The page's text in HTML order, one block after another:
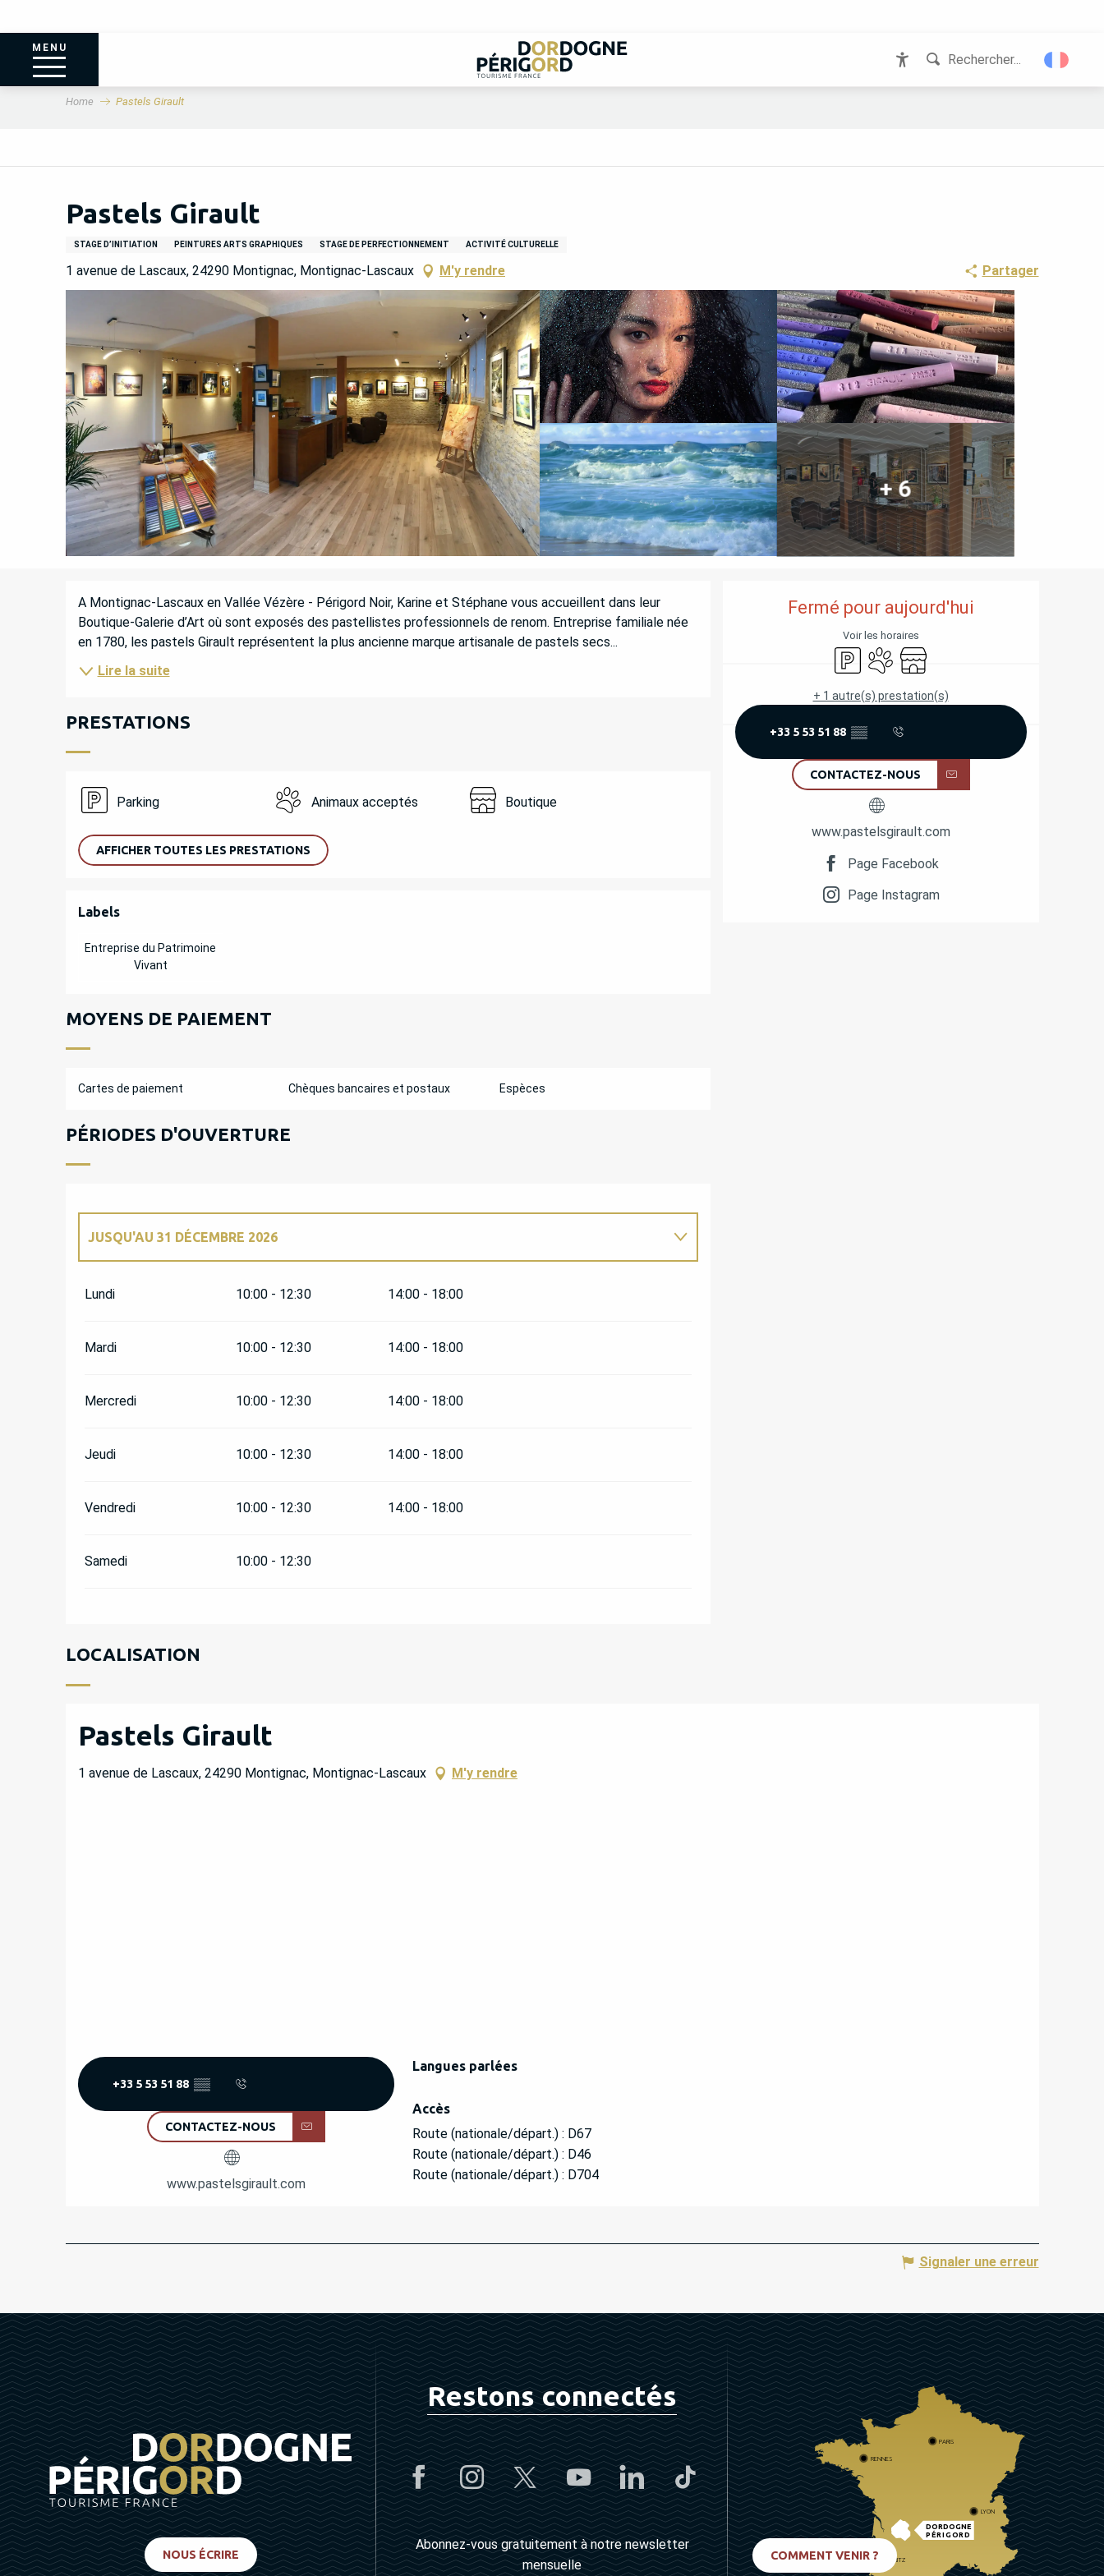
MENU
Rechercher...
Home Pastels Girault
Pastels Girault
STAGE D’INITIATION PEINTURES ARTS GRAPHIQUES STAGE DE PERFECTIONNEMENT ACTIVITÉ CULTURELLE
1 avenue de Lascaux, 24290 Montignac, Montignac-Lascaux M'y rendre Partager
+ 6
OUVERTURE ET
Fermé pour aujourd'hui
Voir les horaires
ParkingAnimaux acceptés
Boutique
+ 1 autre(s) prestation(s)
+33 5 53 51 88 ▒▒
CONTACTEZ-NOUS
www.pastelsgirault.com
Page Facebook
Page Instagram
DESCRIPTION
A Montignac-Lascaux en Vallée Vézère - Périgord Noir, Karine et Stéphane vous accueillent dans leur
Boutique-Galerie d’Art où sont exposés des pastellistes professionnels de renom. Entreprise familiale née
en 1780, les pastels Girault représentent la plus ancienne marque artisanale de pastels secs...
Lire la suite
PRESTATIONS
Parking Animaux acceptés Boutique
AFFICHER TOUTES LES PRESTATIONS
OFFRES DE PRESTATIONS
Labels
Labels
Entreprise du Patrimoine
Vivant
MOYENS DE PAIEMENT
Cartes de paiement Chèques bancaires et postaux Espèces
PÉRIODES D'OUVERTURE
JUSQU'AU 31 DÉCEMBRE 2026
Lundi 10:00 - 12:30 14:00 - 18:00
Mardi 10:00 - 12:30 14:00 - 18:00
Mercredi 10:00 - 12:30 14:00 - 18:00
Jeudi 10:00 - 12:30 14:00 - 18:00
Vendredi 10:00 - 12:30 14:00 - 18:00
Samedi 10:00 - 12:30
LOCALISATION
Pastels Girault
1 avenue de Lascaux, 24290 Montignac, Montignac-Lascaux M'y rendre
+33 5 53 51 88 ▒▒
CONTACTEZ-NOUS
www.pastelsgirault.com
Langues parlées
Langues parlées
Accès
Accès
Route (nationale/départ.) : D67
Route (nationale/départ.) : D46
Route (nationale/départ.) : D704
Signaler une erreur
NOUS ÉCRIRE
Restons connectés
Abonnez-vous gratuitement à notre newsletter
mensuelle
DORDOGNE
PÉRIGORD
PARIS
RENNES
LYON
BIARRITZ
COMMENT VENIR ?